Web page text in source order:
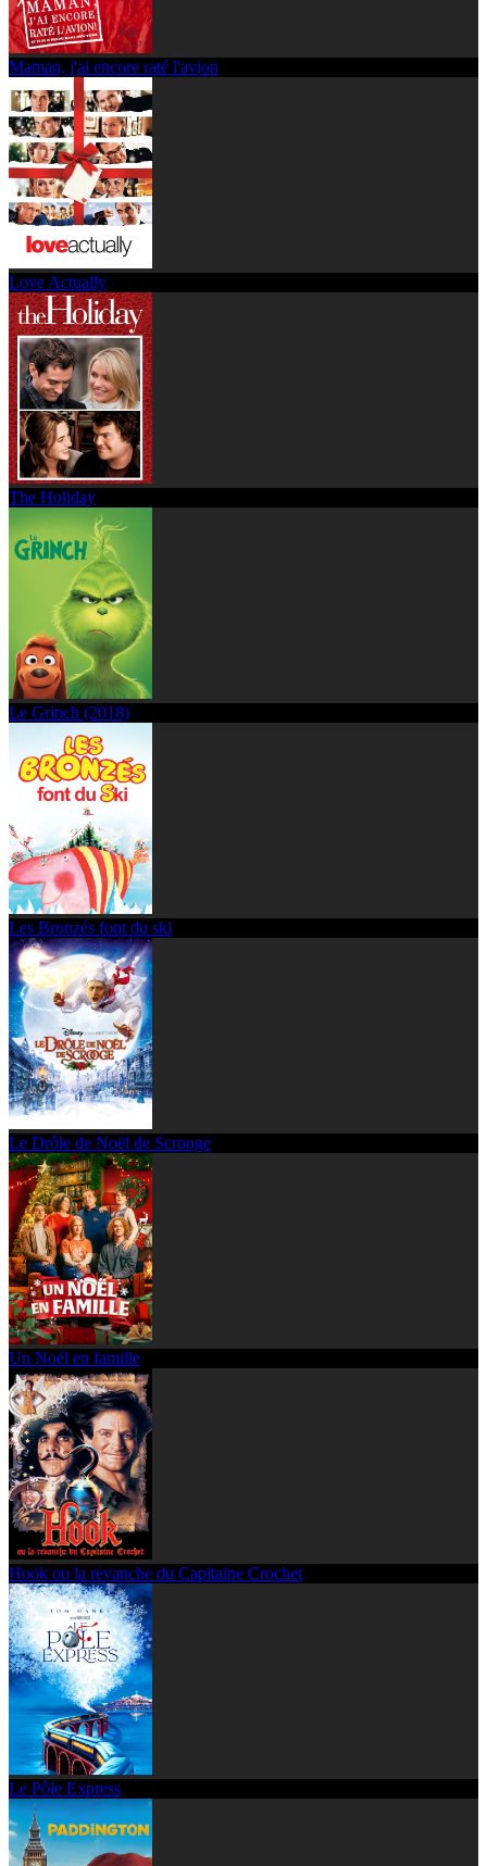
Maman, j'ai encore raté l'avion
Love Actually
The Holiday
Le Grinch (2018)
Les Bronzés font du ski
Le Drôle de Noël de Scrooge
Un Noël en famille
Hook ou la revanche du Capitaine Crochet
Le Pôle Express